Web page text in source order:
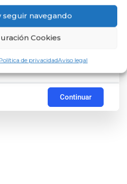
seguir navegando
Cookies
de privacidadAviso legal
Continuar